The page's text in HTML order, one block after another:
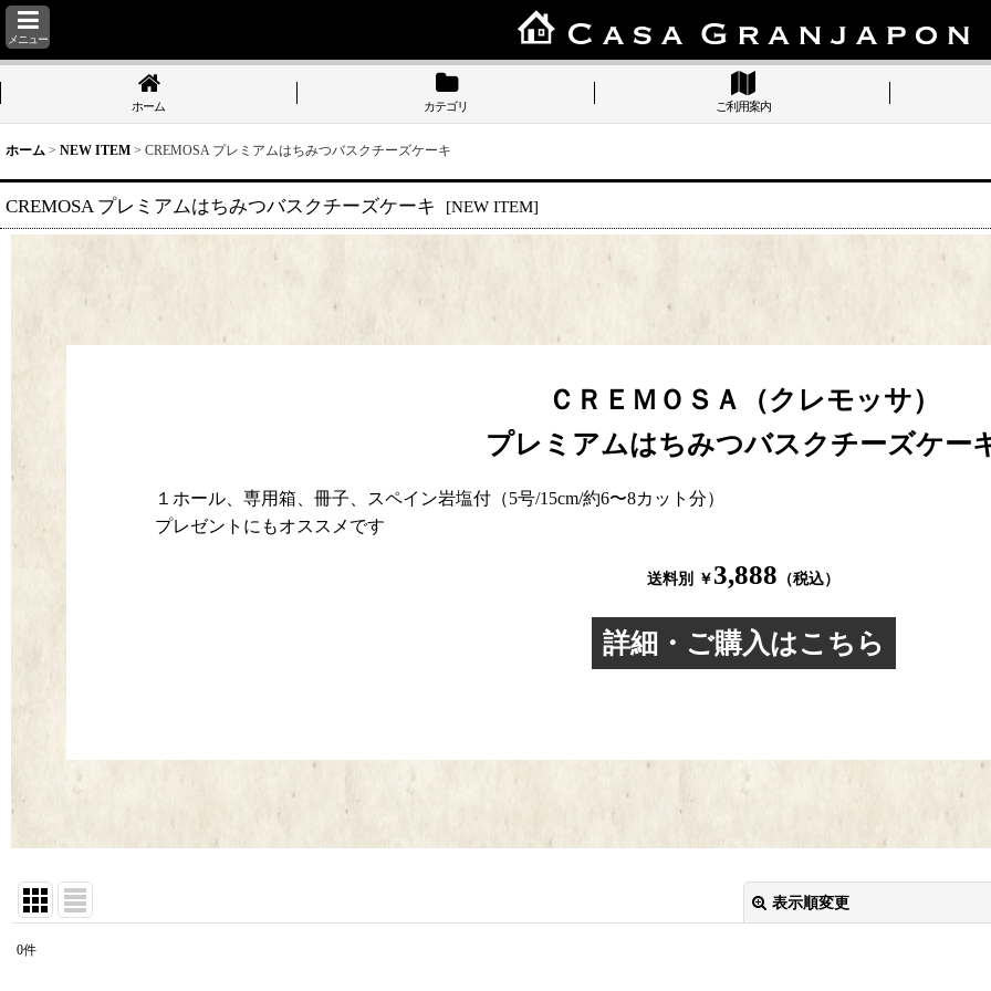
メニュー
ホーム カテゴリ ご利用案内
ホーム > NEW ITEM > CREMOSA プレミアムはちみつバスクチーズケーキ
CREMOSA プレミアムはちみつバスクチーズケーキ [NEW ITEM]
ＣＲＥＭＯＳＡ（クレモッサ）
プレミアムはちみつバスクチーズケー
１ホール、専用箱、冊子、スペイン岩塩付（5号/15cm/約6〜8カット分）
プレゼントにもオススメです
送料別 ￥3,888 （税込）
詳細・ご購入はこちら
表示順変更
0件